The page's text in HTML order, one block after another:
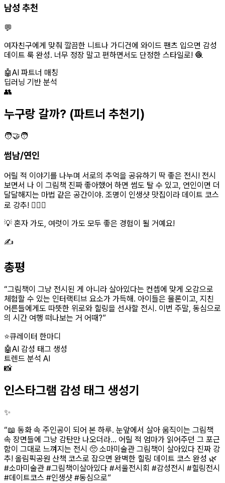
남성 추천
💬
여자친구에게 맞춰 깔끔한 니트나 가디건에 와이드 팬츠 입으면 감성
데이트 룩 완성. 너무 정장 말고 편하면서도 단정한 스타일로! 🧶
🤖AI 파트너 매칭
딥러닝 기반 분석
👥
누구랑 갈까? (파트너 추천기)
🧑‍🤝‍🧑
썸남/연인
어릴 적 이야기를 나누며 서로의 추억을 공유하기 딱 좋은 전시! 전시
보면서 나 이 그림책 진짜 좋아했어 하면 썸도 탈 수 있고, 연인이면 더
달달해지는 마법 같은 공간이야. 조명이 인생샷 맛집이라 데이트 코스
로 강추! 👩‍❤️‍👨
💡 혼자 가도, 여럿이 가도 모두 좋은 경험이 될 거예요!
✍️
총평
“그림책이 그냥 전시된 게 아니라 살아있다는 컨셉에 맞게 오감으로
체험할 수 있는 인터랙티브 요소가 가득해. 아이들은 물론이고, 지친
어른들에게도 따뜻한 위로와 힐링을 선사할 전시. 이번 주말, 동심으로
의 시간 여행 떠나보는 거 어때?”
⭐큐레이터 한마디
🤖AI 감성 태그 생성
트렌드 분석 AI
📸
인스타그램 감성 태그 생성기
✨
“📖 동화 속 주인공이 되어 본 하루. 눈앞에서 살아 움직이는 그림책
속 장면들에 그냥 감탄만 나오더라... 어릴 적 엄마가 읽어주던 그 포근
함이 그대로 느껴지는 전시 🥺 소마미술관 그림책이 살아있다 진짜 강
추! 올림픽공원 산책 코스로 잡으면 완벽한 힐링 데이트 코스 완성 🌿
#소마미술관 #그림책이살아있다 #서울전시회 #감성전시 #힐링전시
#데이트코스 #인생샷 #동심으로”